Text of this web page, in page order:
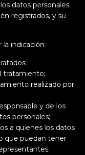
datos personales
registrados, y su
indicación:
tratamiento;
realizado por
y de los
personales;
a quienes los datos
que puedan tener